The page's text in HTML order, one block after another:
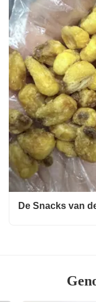
De Snacks van